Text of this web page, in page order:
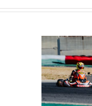
de
fin de